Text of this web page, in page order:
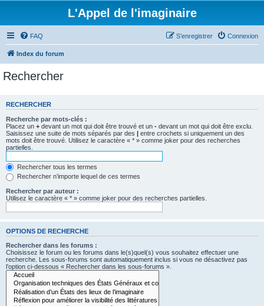
L'Appel de l'imaginaire
FAQ Connexion
S’enregistrer
Index du forum
Rechercher
RECHERCHER
Recherche par mots-clés :
Placez un + devant un mot qui doit être trouvé et un - devant un mot qui doit être exclu.
Saisissez une suite de mots séparés par des | entre crochets si uniquement un des
mots doit être trouvé. Utilisez le caractère « * » comme joker pour des recherches
partielles.
Rechercher tous les termes
Rechercher n’importe lequel de ces termes
Rechercher par auteur :
Utilisez le caractère « * » comme joker pour des recherches partielles.
OPTIONS DE RECHERCHE
Rechercher dans les forums :
Choisissez le forum ou les forums dans le(s)quel(s) vous souhaitez effectuer une
recherche. Les sous-forums sont automatiquement inclus si vous ne désactivez pas
l’option ci-dessous « Rechercher dans les sous-forums ».